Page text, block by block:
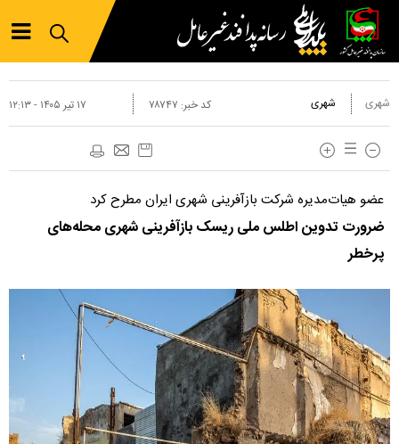
شهری شهری ۱۷ تير ۱۴۰۵ - ۱۲:۱۳ کد خبر: ۷۸۷۴۷
عضو هیات‌مدیره شرکت بازآفرینی شهری ایران مطرح کرد
ضرورت تدوین اطلس ملی ریسک بازآفرینی شهری محله‌های
پرخطر